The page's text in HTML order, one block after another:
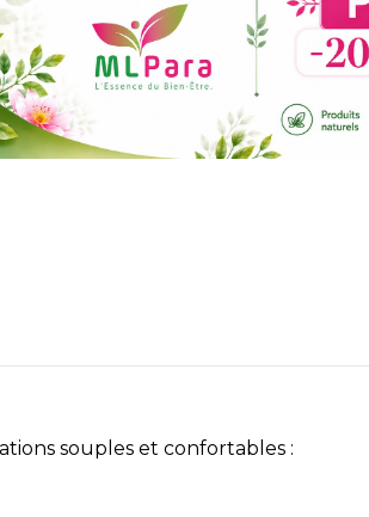
souples et confortables :